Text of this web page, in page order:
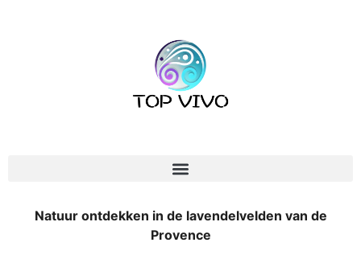
Natuur ontdekken in de lavendelvelden van de
Provence